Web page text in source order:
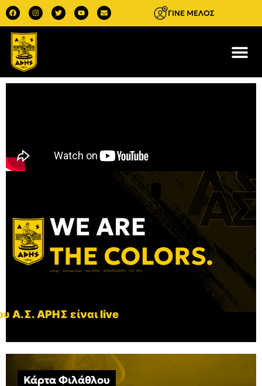
ΓΙΝΕ ΜΕΛΟΣ
Α.Σ. ΑΡΗΣ είναι live
Κάρτα Φιλάθλου